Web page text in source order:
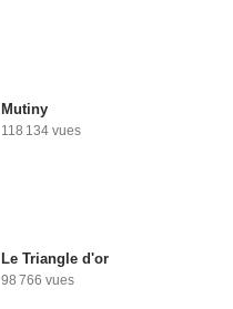
Mutiny
118 134 vues
Le Triangle d'or
98 766 vues